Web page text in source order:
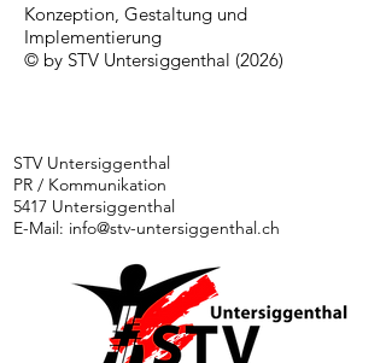
Konzeption, Gestaltung und
Implementierung
© by STV Untersiggenthal (2026)
STV Untersiggenthal
PR / Kommunikation
5417 Untersiggenthal
E-Mail: info@stv-untersiggenthal.ch